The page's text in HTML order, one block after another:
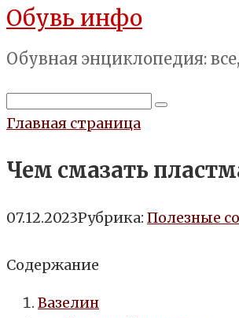
Перейти
контенту
Обувь инфо
Обувная энциклопедия:
Поиск:
Главная страница
Чем смазать
07.12.2023Рубрика: Полезные
Содержание
Вазелин